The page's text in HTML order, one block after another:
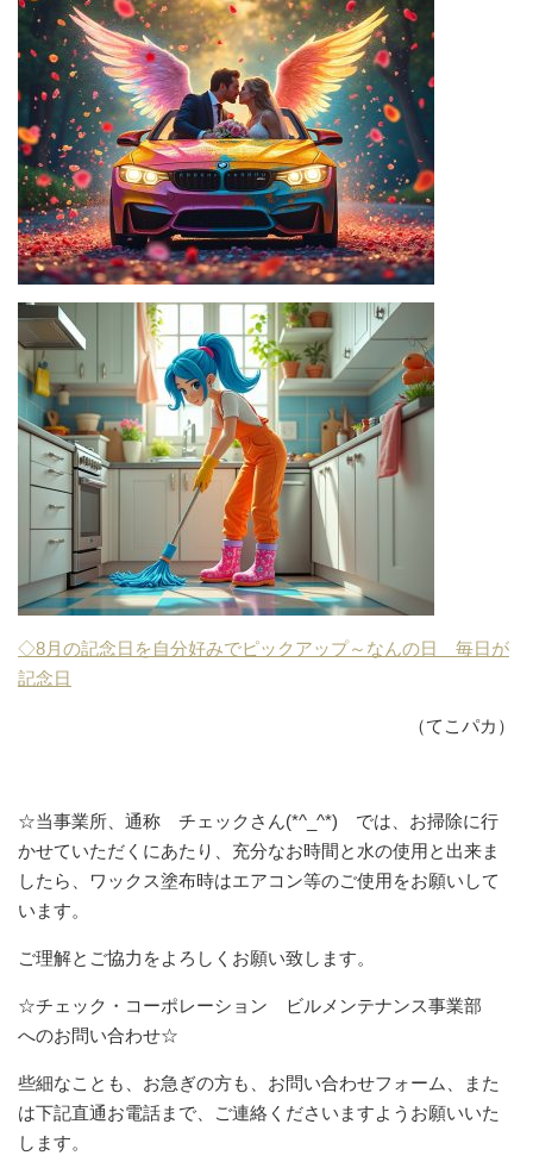
◇8月の記念日を自分好みでピックアップ～なんの日 毎日が
記念日
（てこパカ）
☆当事業所、通称 チェックさん(*^_^*) では、お掃除に行
かせていただくにあたり、充分なお時間と水の使用と出来ま
したら、ワックス塗布時はエアコン等のご使用をお願いして
います。
ご理解とご協力をよろしくお願い致します。
☆チェック・コーポレーション ビルメンテナンス事業部
へのお問い合わせ☆
些細なことも、お急ぎの方も、お問い合わせフォーム、また
は下記直通お電話まで、ご連絡くださいますようお願いいた
します。